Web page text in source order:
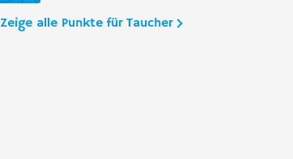
Zeige alle Punkte für Taucher